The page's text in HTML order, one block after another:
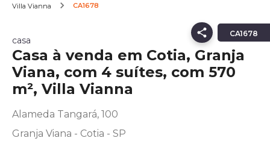
Villa Vianna
CA1678
CA1678
casa
Casa à venda em Cotia, Granja
Viana, com 4 suítes, com 570
m², Villa Vianna
Alameda Tangará, 100
Granja Viana - Cotia - SP